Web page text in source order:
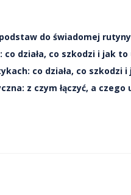
do świadomej rutyny
działa, co szkodzi i jak to
co działa, co szkodzi i
z czym łączyć, a czego